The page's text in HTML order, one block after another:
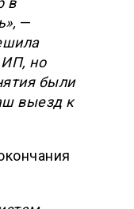
—
ИП, но
были
выезд к